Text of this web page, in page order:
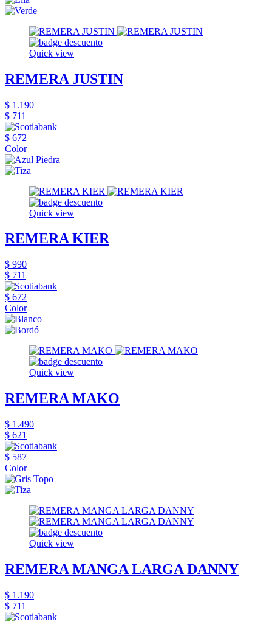
Quick view
REMERA JUSTIN
$ 1.190
$ 711
$ 672
Color
Quick view
REMERA KIER
$ 990
$ 711
$ 672
Color
Quick view
REMERA MAKO
$ 1.490
$ 621
$ 587
Color
Quick view
REMERA MANGA LARGA DANNY
$ 1.190
$ 711